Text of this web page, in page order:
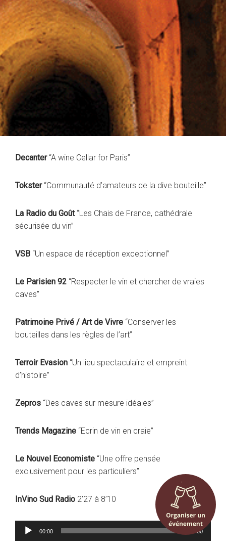
Decanter “A wine Cellar for Paris”
Tokster“Communauté d’amateurs de la dive bouteille”
La Radio du Goût“Les Chais de France, cathédrale
sécurisée du vin”
VSB “Un espace de réception exceptionnel”
Le Parisien 92 “Respecter le vin et chercher de vraies
caves”
Patrimoine Privé / Art de Vivre “Conserver les
bouteilles dans les règles de l’art”
Terroir Evasion “Un lieu spectaculaire et empreint
d’histoire”
Zepros “Des caves sur mesure idéales”
Trends Magazine “Ecrin de vin en craie”
Le Nouvel Economiste “Une offre pensée
exclusivement pour les particuliers”
InVino Sud Radio 2’27 à 8’10
Lecteur
audio
00:00 00:00